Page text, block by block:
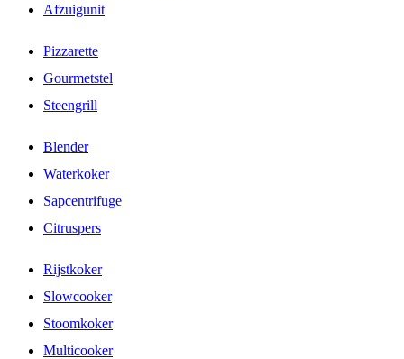
Afzuigunit
Pizzarette
Gourmetstel
Steengrill
Blender
Waterkoker
Sapcentrifuge
Citruspers
Rijstkoker
Slowcooker
Stoomkoker
Multicooker